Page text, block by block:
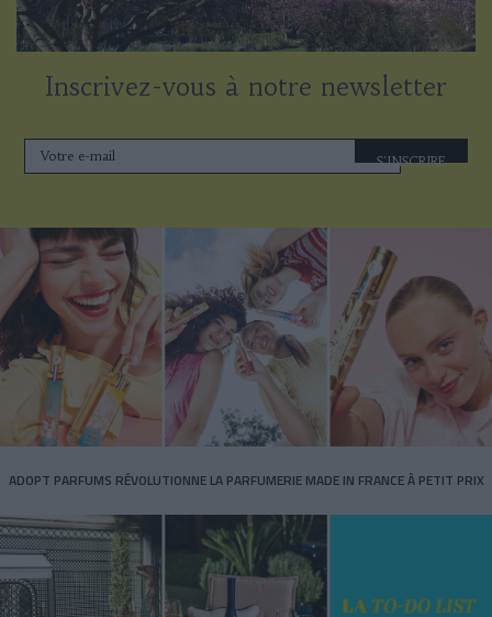
Inscrivez-vous à notre newsletter
S'INSCRIRE
ADOPT PARFUMS RÉVOLUTIONNE LA PARFUMERIE MADE IN FRANCE À PETIT PRIX